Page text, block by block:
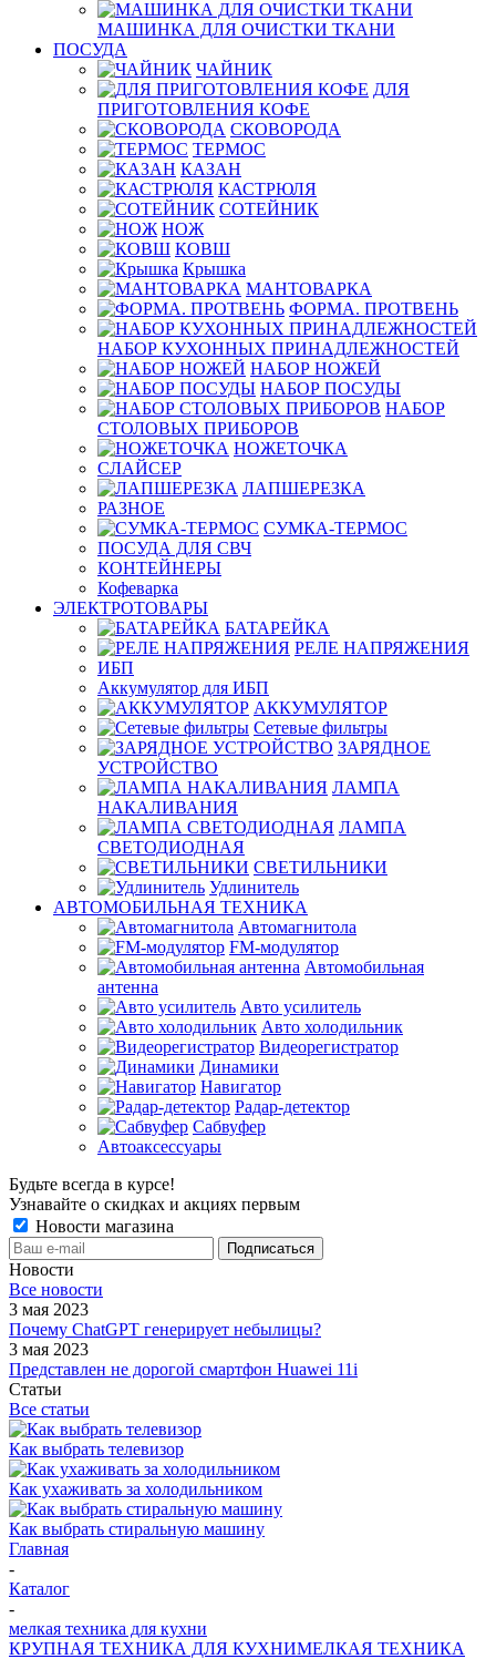
МАШИНКА ДЛЯ ОЧИСТКИ ТКАНИ
ПОСУДА
ЧАЙНИК
ДЛЯ
ПРИГОТОВЛЕНИЯ КОФЕ
СКОВОРОДА
ТЕРМОС
КАЗАН
КАСТРЮЛЯ
СОТЕЙНИК
НОЖ
КОВШ
Крышка
МАНТОВАРКА
ФОРМА. ПРОТВЕНЬ
НАБОР КУХОННЫХ ПРИНАДЛЕЖНОСТЕЙ
НАБОР НОЖЕЙ
НАБОР ПОСУДЫ
НАБОР
СТОЛОВЫХ ПРИБОРОВ
НОЖЕТОЧКА
СЛАЙСЕР
ЛАПШЕРЕЗКА
РАЗНОЕ
СУМКА-ТЕРМОС
ПОСУДА ДЛЯ СВЧ
КОНТЕЙНЕРЫ
Кофеварка
ЭЛЕКТРОТОВАРЫ
БАТАРЕЙКА
РЕЛЕ НАПРЯЖЕНИЯ
ИБП
Аккумулятор для ИБП
АККУМУЛЯТОР
Сетевые фильтры
ЗАРЯДНОЕ
УСТРОЙСТВО
ЛАМПА
НАКАЛИВАНИЯ
ЛАМПА
СВЕТОДИОДНАЯ
СВЕТИЛЬНИКИ
Удлинитель
АВТОМОБИЛЬНАЯ ТЕХНИКА
Автомагнитола
FM-модулятор
Автомобильная
антенна
Авто усилитель
Авто холодильник
Видеорегистратор
Динамики
Навигатор
Радар-детектор
Сабвуфер
Автоаксессуары
Будьте всегда в курсе!
Узнавайте о скидках и акциях первым
Новости магазина
Новости
Все новости
3 мая 2023
Почему ChatGPT генерирует небылицы?
3 мая 2023
Представлен не дорогой смартфон Huawei 11i
Статьи
Все статьи
Как выбрать телевизор
Как ухаживать за холодильником
Как выбрать стиральную машину
Главная
-
Каталог
-
мелкая техника для кухни
КРУПНАЯ ТЕХНИКА ДЛЯ КУХНИМЕЛКАЯ ТЕХНИКА